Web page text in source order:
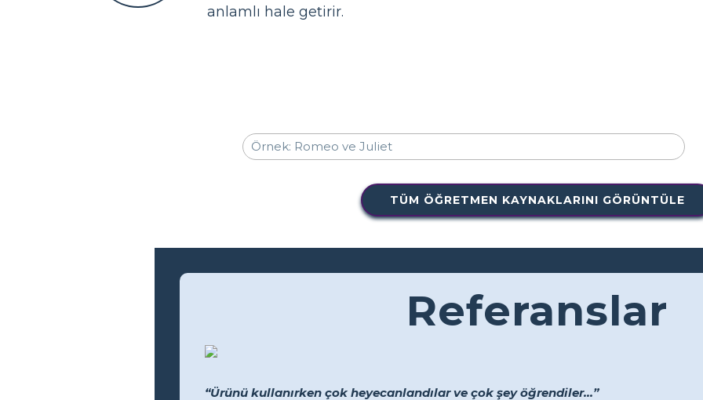
anlamlı hale getirir.
TÜM ÖĞRETMEN KAYNAKLARINI GÖRÜNTÜLE
Referanslar
“Ürünü kullanırken çok heyecanlandılar ve çok şey öğrendiler...”